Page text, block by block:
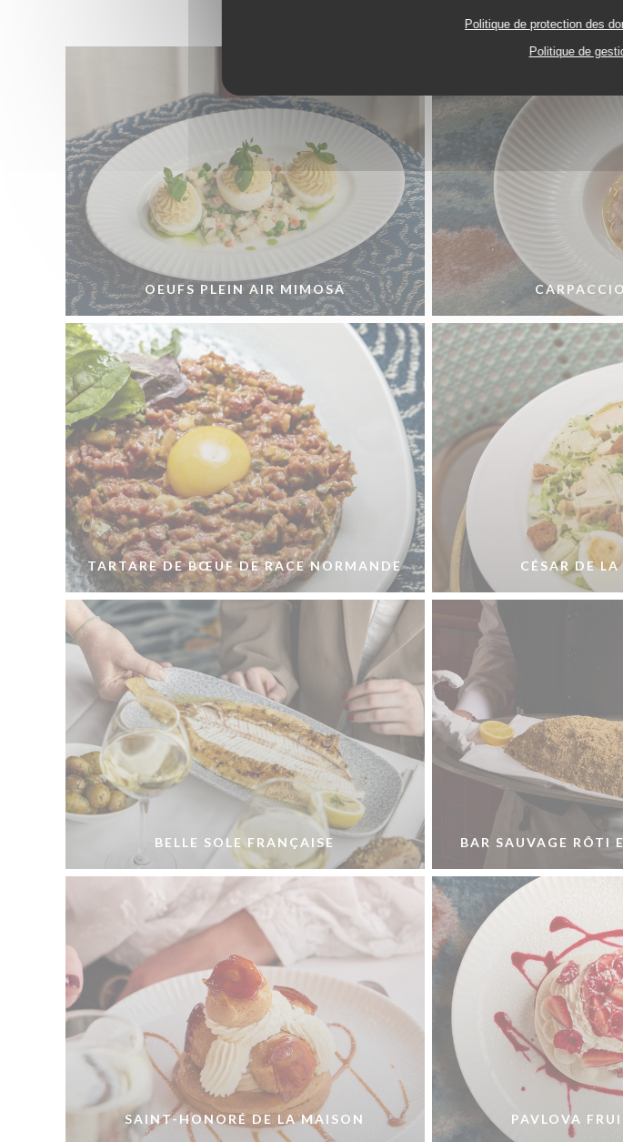
Politique de protection des
Politique de
OEUFS PLEIN AIR MIMOSA
TARTARE DE BŒUF DE RACE NORMANDE CÉSAR DE
BELLE SOLE FRANÇAISE BAR SAUVAGE RÔTI
SAINT-HONORÉ DE LA MAISON PAVLOVA